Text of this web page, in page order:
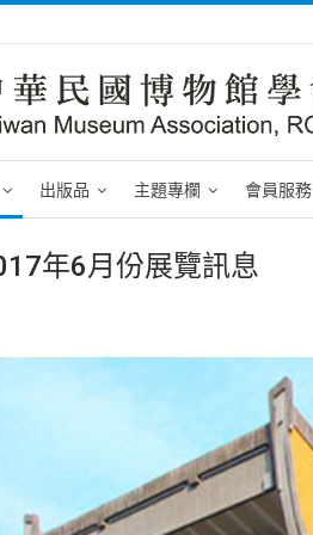
出版品 主題專欄 會員服務
年6月份展覽訊息